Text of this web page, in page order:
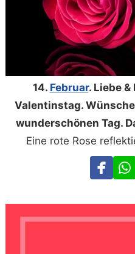
14. Februar. Liebe
Valentinstag.
wunderschönen Tag.
Eine rote Rose